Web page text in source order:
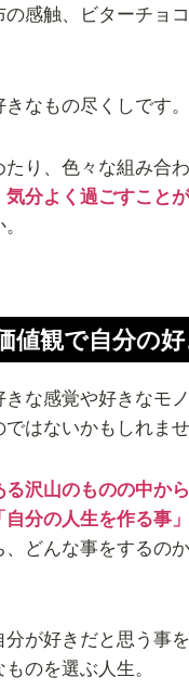
の感触、ビターチョ
なもの尽くしです。
り、色々な組み合
気分よく過ごすこと
値観で自分の
な感覚や好きなモ
はないかもしれませ
る沢山のものの中か
分の人生を作る事」
どんな事をするの
が好きだと思う事
のを選ぶ人生。